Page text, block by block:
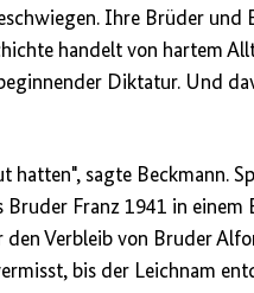
Ihre Brüder und
handelt von hartem
Diktatur. Und
sagte Beckmann.
Franz 1941 in einem
Verbleib von Bruder
bis der Leichnam